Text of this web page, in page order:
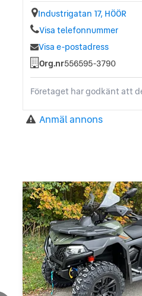
Industrigatan 17, HÖÖR
Visa telefonnummer
Visa e-postadress
Org.nr556595-3790
Företaget har godkänt att
Anmäl annons